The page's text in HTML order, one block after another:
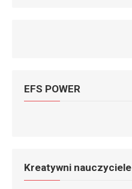
EFS POWER
Kreatywni nauczyciele